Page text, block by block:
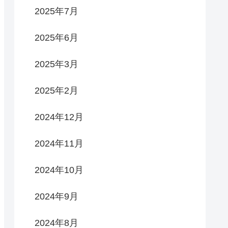
2025年7月
2025年6月
2025年3月
2025年2月
2024年12月
2024年11月
2024年10月
2024年9月
2024年8月